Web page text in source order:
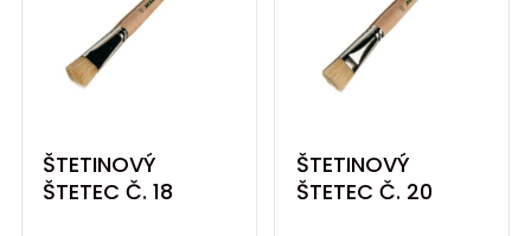
ŠTETINOVÝ
ŠTETEC Č. 18
ŠTETINOVÝ
ŠTETEC Č. 20